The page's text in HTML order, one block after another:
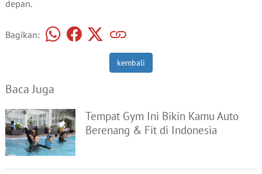
depan.
Bagikan:
kembali
Baca Juga
Tempat Gym Ini Bikin Kamu Auto
Berenang & Fit di Indonesia